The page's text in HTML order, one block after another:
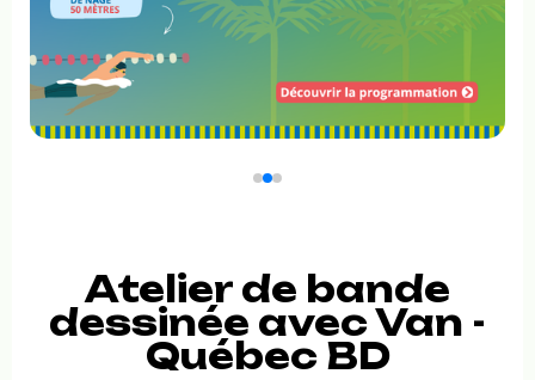
Atelier de bande
dessinée avec Van -
Québec BD